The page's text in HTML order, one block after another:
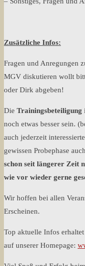
Zusätzliche Infos:
Fragen und Anregungen
MGV diskutieren wollt
oder Dirk abgeben!
Die Trainingsbeteiligung
noch etwas besser sein.
auch jederzeit
gewissen Probephase
schon seit längerer Zeit
wie vor wieder gerne
Wir hoffen bei allen
Erscheinen.
Top aktuelle Infos
auf unserer Homepage: